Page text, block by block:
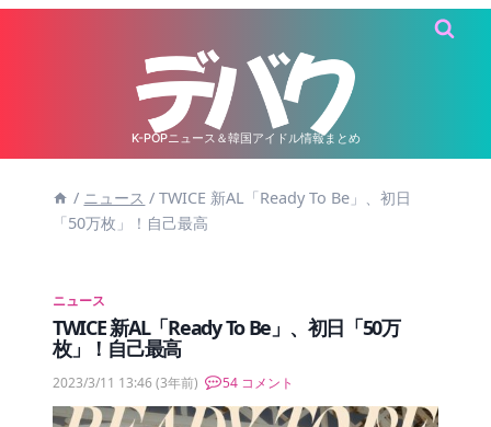
K-POPニュース＆韓国アイドル情報まとめ
/ ニュース / TWICE 新AL「Ready To Be」、初日
「50万枚」！自己最高
ニュース
TWICE 新AL「Ready To Be」、初日「50万
枚」！自己最高
2023/3/11 13:46(3年前) 54 コメント